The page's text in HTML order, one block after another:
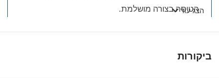
הטיסה בצורה מושלמת.
🎯 יתרונות מרכזיים של סדרת Rio
הצג עוד
ביקורות